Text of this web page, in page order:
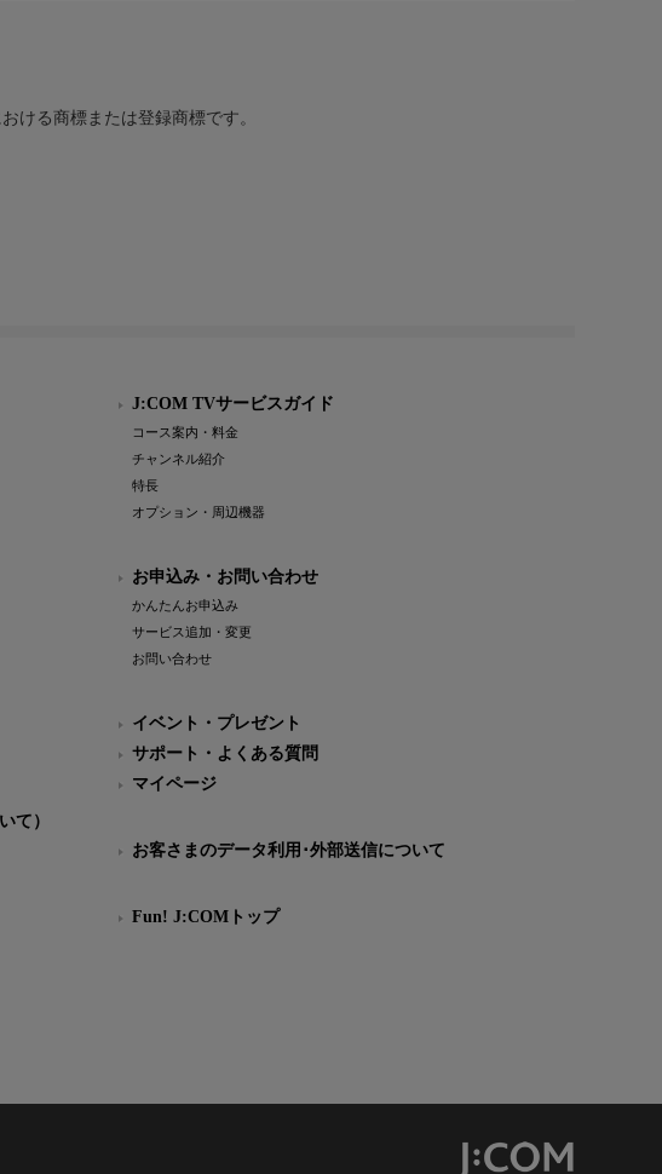
ける商標または登録商標です。
て）
J:COM TVサービスガイド
コース案内・料金
チャンネル紹介
特長
オプション・周辺機器
お申込み・お問い合わせ
かんたんお申込み
サービス追加・変更
お問い合わせ
イベント・プレゼント
サポート・よくある質問
マイページ
お客さまのデータ利用･外部送信について
Fun! J:COMトップ